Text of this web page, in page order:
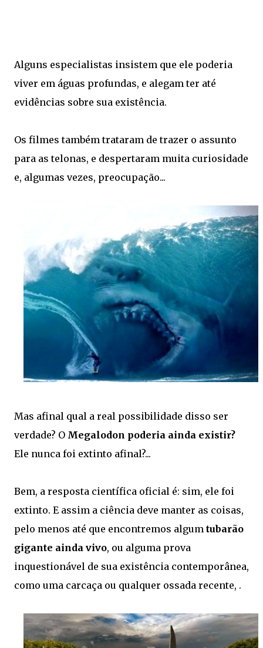
Alguns especialistas insistem que ele poderia
viver em águas profundas, e alegam ter até
evidências sobre sua existência.
Os filmes também trataram de trazer o assunto
para as telonas, e despertaram muita curiosidade
e, algumas vezes, preocupação...
Mas afinal qual a real possibilidade disso ser
verdade? O Megalodon poderia ainda existir?
Ele nunca foi extinto afinal?...
Bem, a resposta científica oficial é: sim, ele foi
extinto. E assim a ciência deve manter as coisas,
pelo menos até que encontremos algum tubarão
gigante ainda vivo, ou alguma prova
inquestionável de sua existência contemporânea,
como uma carcaça ou qualquer ossada recente, .